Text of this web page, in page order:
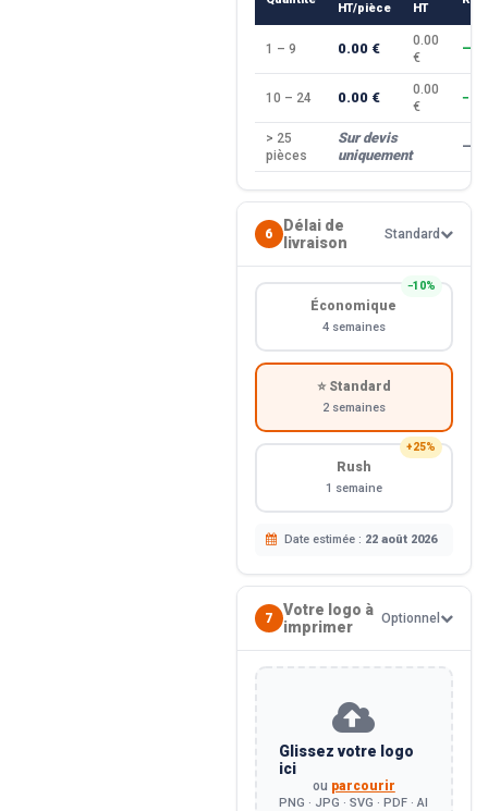
HT/pièce HT
1 – 9 0.00 €
0.00
€
—
10 – 24 0.00 €
0.00
€
> 25
pièces
Sur devis
uniquement
—
6
Délai de
livraison
Standard
−10%
Économique
4 semaines
⭐ Standard
2 semaines
+25%
Rush
1 semaine
Date estimée : 22 août 2026
7
Votre logo à
imprimer
Optionnel
Glissez votre logo
ici
ou parcourir
PNG · JPG · SVG · PDF · AI